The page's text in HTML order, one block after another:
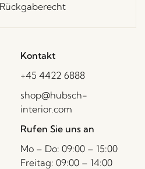
Kontakt
+45 4422 6888
shop@hubsch-
interior.com
Rufen Sie uns an
Mo – Do: 09:00 – 15:00
Freitag: 09:00 – 14:00